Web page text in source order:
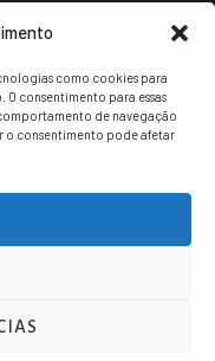
como cookies para
consentimento para essas
de navegação
o consentimento pode afetar
os direitos reservados.
TERMOS DE USO